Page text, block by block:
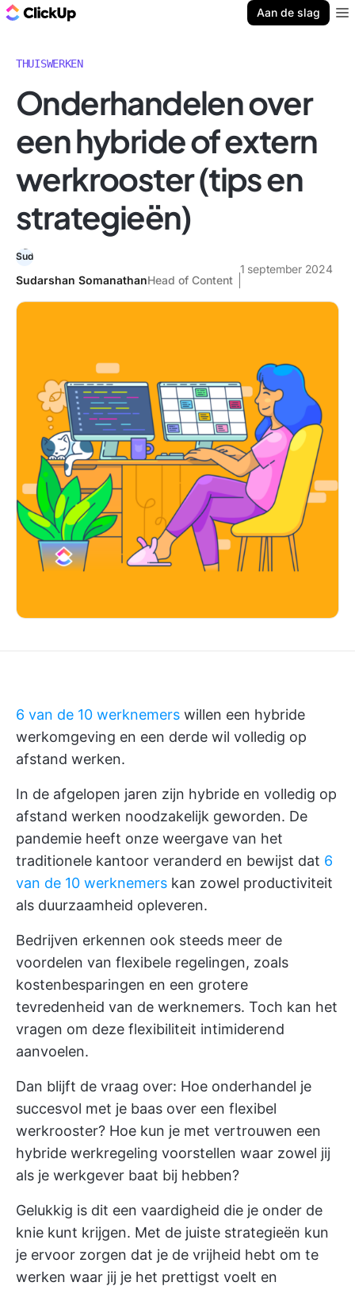
Aan de slag
THUISWERKEN
Onderhandelen over
een hybride of extern
werkrooster (tips en
strategieën)
Sudarshan SomanathanHead of Content
1 september 2024
6 van de 10 werknemers willen een hybride
werkomgeving en een derde wil volledig op
afstand werken.
In de afgelopen jaren zijn hybride en volledig op
afstand werken noodzakelijk geworden. De
pandemie heeft onze weergave van het
traditionele kantoor veranderd en bewijst dat 6
van de 10 werknemers kan zowel productiviteit
als duurzaamheid opleveren.
Bedrijven erkennen ook steeds meer de
voordelen van flexibele regelingen, zoals
kostenbesparingen en een grotere
tevredenheid van de werknemers. Toch kan het
vragen om deze flexibiliteit intimiderend
aanvoelen.
Dan blijft de vraag over: Hoe onderhandel je
succesvol met je baas over een flexibel
werkrooster? Hoe kun je met vertrouwen een
hybride werkregeling voorstellen waar zowel jij
als je werkgever baat bij hebben?
Gelukkig is dit een vaardigheid die je onder de
knie kunt krijgen. Met de juiste strategieën kun
je ervoor zorgen dat je de vrijheid hebt om te
werken waar jij je het prettigst voelt en